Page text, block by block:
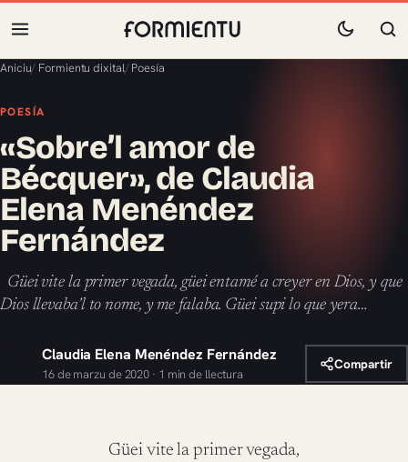
Aniciu/ Formientu dixital/ Poesía
POESÍA
«Sobre’l amor de
Bécquer», de Claudia
Elena Menéndez
Fernández
Güei vite la primer vegada, güei entamé a creyer en Dios, y que
Dios llevaba’l to nome, y me falaba. Güei supi lo que yera…
Claudia Elena Menéndez Fernández
16 de marzu de 2020 · 1 min de llectura
Compartir
Güei vite la primer vegada,